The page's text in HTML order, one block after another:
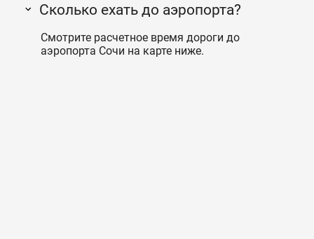
Сколько ехать до аэропорта?
Смотрите расчетное время дороги до
аэропорта Сочи на карте ниже.